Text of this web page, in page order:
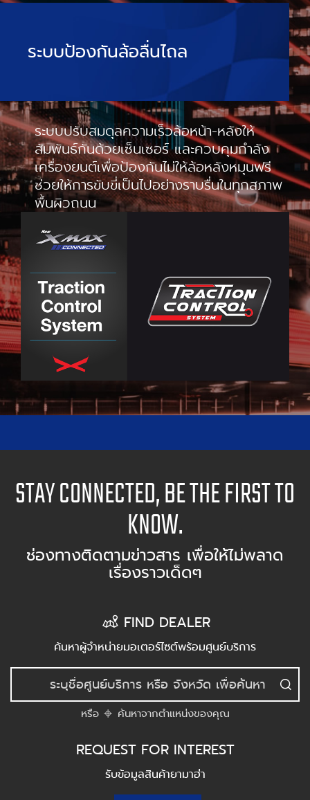
ระบบป้องกันล้อลื่นไถล
ระบบปรับสมดุลความเร็วล้อหน้า-หลังให้
สัมพันธ์กันด้วยเซ็นเซอร์ และควบคุมกำลัง
เครื่องยนต์เพื่อป้องกันไม่ให้ล้อหลังหมุนฟรี
ช่วยให้การขับขี่เป็นไปอย่างราบรื่นในทุกสภาพ
พื้นผิวถนน
STAY CONNECTED, BE THE FIRST TO
KNOW.
ช่องทางติดตามข่าวสาร เพื่อให้ไม่พลาด
เรื่องราวเด็ดๆ
FIND DEALER
ค้นหาผู้จำหน่ายมอเตอร์ไซต์พร้อมศูนย์บริการ
หรือ ค้นหาจากตำแหน่งของคุณ
REQUEST FOR INTEREST
รับข้อมูลสินค้ายามาฮ่า